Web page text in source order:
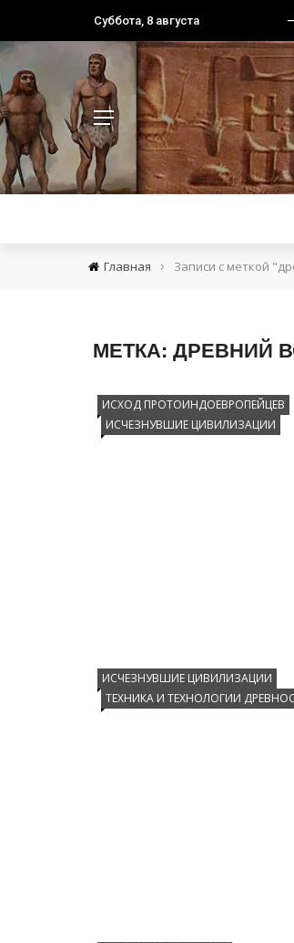
Суббота, 8 августа
Главная › Записи с меткой
МЕТКА: ДРЕВНИЙ
ИСХОД ПРОТОИНДОЕВРОПЕЙЦЕВ
ИСЧЕЗНУВШИЕ ЦИВИЛИЗАЦИИ
ИСЧЕЗНУВШИЕ ЦИВИЛИЗАЦИИ
ТЕХНИКА И ТЕХНОЛОГИИ